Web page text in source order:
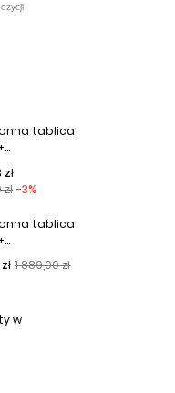
tablica
-3%
tablica
1 889,00 zł
w